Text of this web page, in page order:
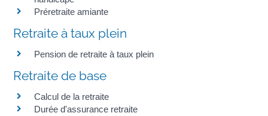
Préretraite amiante
Retraite à taux plein
Pension de retraite à taux plein
Retraite de base
Calcul de la retraite
Durée d'assurance retraite